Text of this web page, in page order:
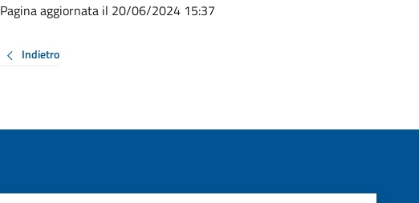
Pagina aggiornata il 20/06/2024 15:37
Indietro